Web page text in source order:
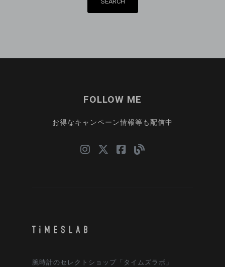
FOLLOW ME
お得なキャンペーン情報等も配信中
腕時計のセレクトショップ「タイムズラボ」